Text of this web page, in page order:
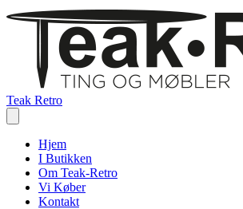
Teak Retro
Hjem
I Butikken
Om Teak-Retro
Vi Køber
Kontakt